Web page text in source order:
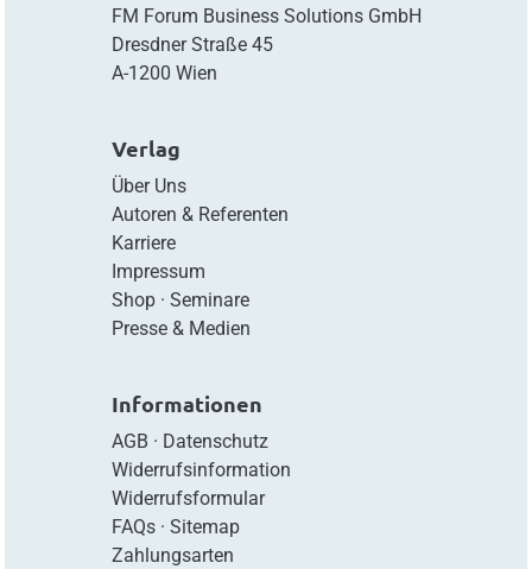
FM Forum Business Solutions GmbH
Dresdner Straße 45
A-1200 Wien
Verlag
Über Uns
Autoren & Referenten
Karriere
Impressum
Shop· Seminare
Presse & Medien
Informationen
AGB · Datenschutz
Widerrufsinformation
Widerrufsformular
FAQs· Sitemap
Zahlungsarten